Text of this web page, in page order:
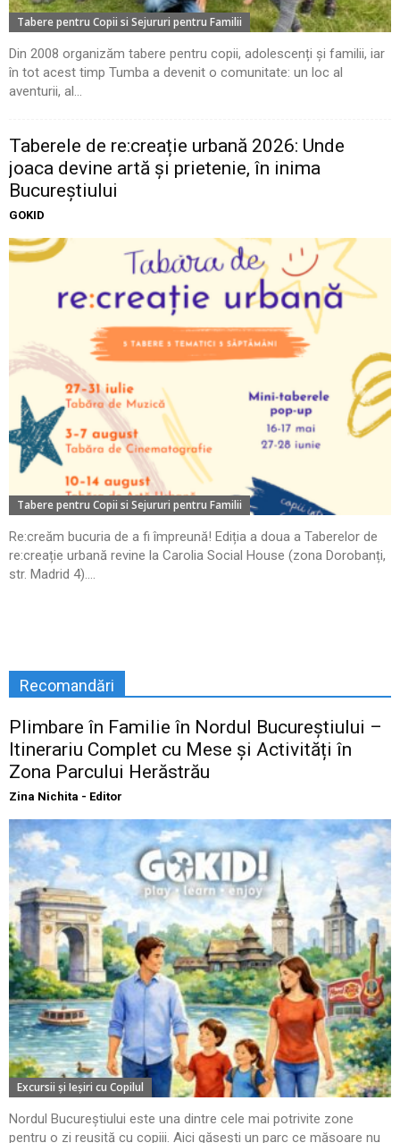
Tabere pentru Copii si Sejururi pentru Familii
Din 2008 organizăm tabere pentru copii, adolescenți și familii, iar
în tot acest timp Tumba a devenit o comunitate: un loc al
aventurii, al...
Taberele de re:creație urbană 2026: Unde
joaca devine artă și prietenie, în inima
Bucureștiului
GOKID
Tabere pentru Copii si Sejururi pentru Familii
Re:creăm bucuria de a fi împreună! Ediția a doua a Taberelor de
re:creație urbană revine la Carolia Social House (zona Dorobanți,
str. Madrid 4)....
Recomandări
Plimbare în Familie în Nordul Bucureștiului –
Itinerariu Complet cu Mese și Activități în
Zona Parcului Herăstrău
Zina Nichita - Editor
Excursii şi Ieşiri cu Copilul
Nordul Bucureștiului este una dintre cele mai potrivite zone
pentru o zi reușită cu copiii. Aici găsești un parc ce măsoare nu